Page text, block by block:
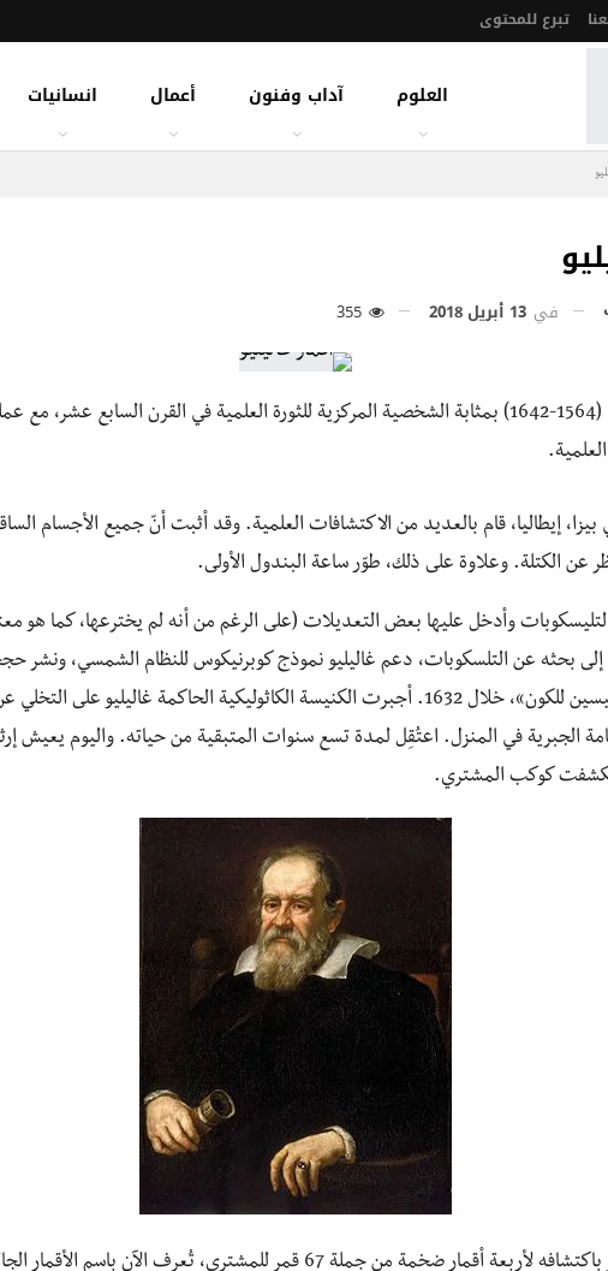
تبرع للمحتوى
العلوم آداب وفنون أعمال انسانيات
في 13 أبريل 2018
في
بيزا، إيطاليا، قام بالعديد من الاكتشافات العلمية. وقد أثبت أنّ جميع الأجسام
عن الكتلة. وعلاوة على ذلك، طوّر ساعة البندول الأولى.
وأدخل عليها بعض التعديلات (على الرغم من أنه لم يخترعها، كما هو
إلى بحثه عن التلسكوبات، دعم غاليليو نموذج كوبرنيكوس للنظام الشمسي، ونشر
حول النظامين الرئيسين للكون»، خلال 1632. أجبرت الكنيسة الكاثوليكية الحاكمة غاليليو
الجبرية في المنزل. اعتُقِل لمدة تسع سنوات المتبقية من حياته. واليوم يعيش
كوكب المشتري.